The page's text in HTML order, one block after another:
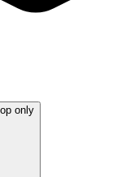
only